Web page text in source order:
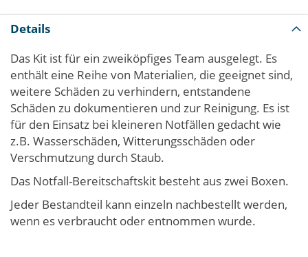
Details
Das Kit ist für ein zweiköpfiges Team ausgelegt. Es
enthält eine Reihe von Materialien, die geeignet sind,
weitere Schäden zu verhindern, entstandene
Schäden zu dokumentieren und zur Reinigung. Es ist
für den Einsatz bei kleineren Notfällen gedacht wie
z.B. Wasserschäden, Witterungsschäden oder
Verschmutzung durch Staub.
Das Notfall-Bereitschaftskit besteht aus zwei Boxen.
Jeder Bestandteil kann einzeln nachbestellt werden,
wenn es verbraucht oder entnommen wurde.